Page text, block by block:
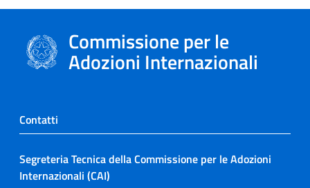
Commissione per le
Adozioni Internazionali
Contatti
Segreteria Tecnica della Commissione per le Adozioni
Internazionali (CAI)